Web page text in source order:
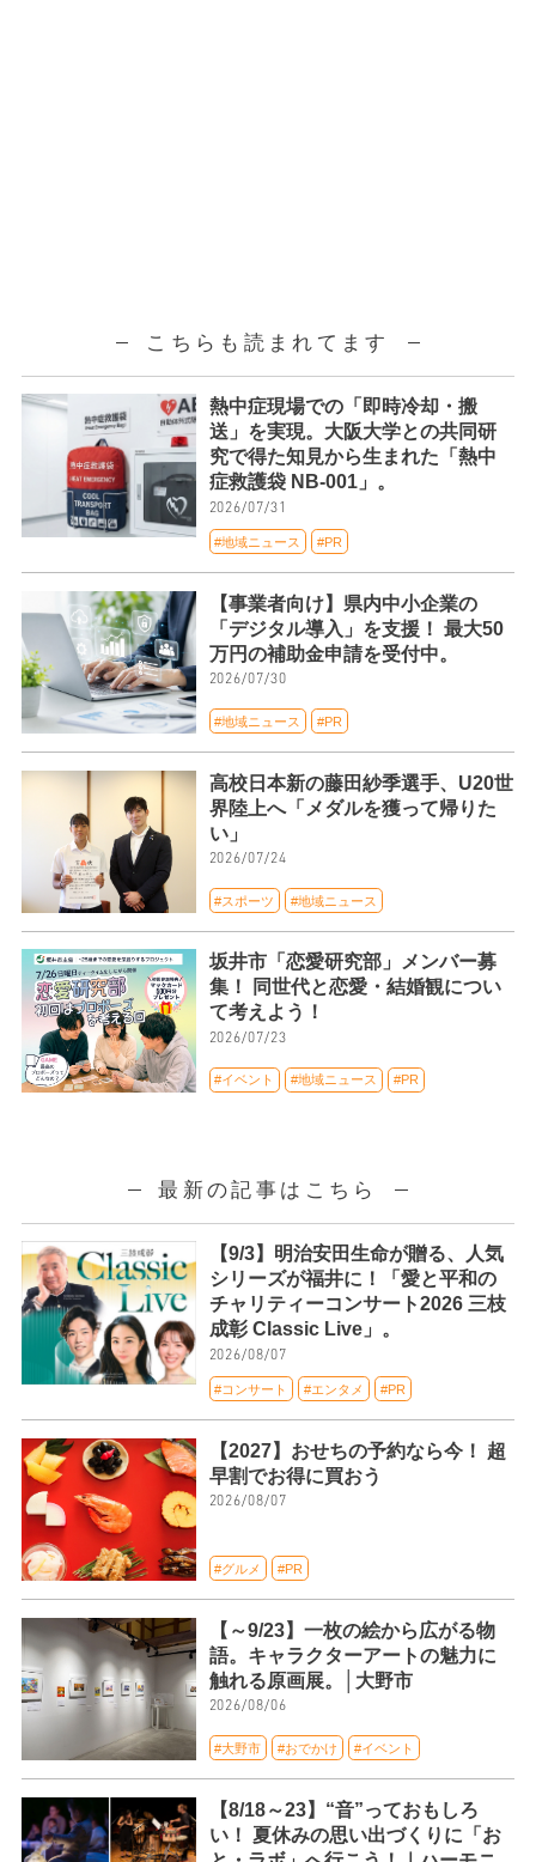
こちらも読まれてます
熱中症現場での「即時冷却・搬
送」を実現。大阪大学との共同研
究で得た知見から生まれた「熱中
症救護袋 NB-001」。
2026/07/31
#地域ニュース #PR
【事業者向け】県内中小企業の
「デジタル導入」を支援！ 最大50
万円の補助金申請を受付中。
2026/07/30
#地域ニュース #PR
高校日本新の藤田紗季選手、U20世
界陸上へ「メダルを獲って帰りた
い」
2026/07/24
#スポーツ #地域ニュース
坂井市「恋愛研究部」メンバー募
集！ 同世代と恋愛・結婚観につい
て考えよう！
2026/07/23
#イベント #地域ニュース #PR
最新の記事はこちら
【9/3】明治安田生命が贈る、人気
シリーズが福井に！「愛と平和の
チャリティーコンサート2026 三枝
成彰 Classic Live」。
2026/08/07
#コンサート #エンタメ #PR
【2027】おせちの予約なら今！ 超
早割でお得に買おう
2026/08/07
#グルメ #PR
【～9/23】一枚の絵から広がる物
語。キャラクターアートの魅力に
触れる原画展。│大野市
2026/08/06
#大野市 #おでかけ #イベント
【8/18～23】“音”っておもしろ
い！ 夏休みの思い出づくりに「お